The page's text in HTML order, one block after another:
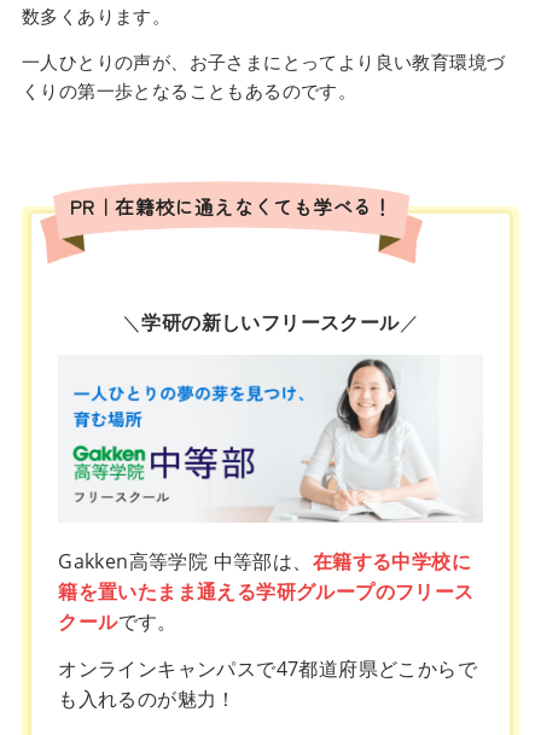
数多くあります。
一人ひとりの声が、お子さまにとってより良い教育環境づ
くりの第一歩となることもあるのです。
PR｜在籍校に通えなくても学べる！
＼学研の新しいフリースクール／
Gakken高等学院 中等部は、 在籍する中学校に
籍を置いたまま通える学研グループのフリース
クールです。
オンラインキャンパスで47都道府県どこからで
も入れるのが魅力！